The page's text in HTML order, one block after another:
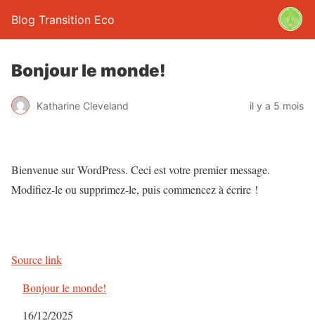
Blog Transition Eco
Bonjour le monde!
Katharine Cleveland il y a 5 mois
Bienvenue sur WordPress. Ceci est votre premier message.
Modifiez-le ou supprimez-le, puis commencez à écrire !
Source link
Bonjour le monde!
Date
16/12/2025